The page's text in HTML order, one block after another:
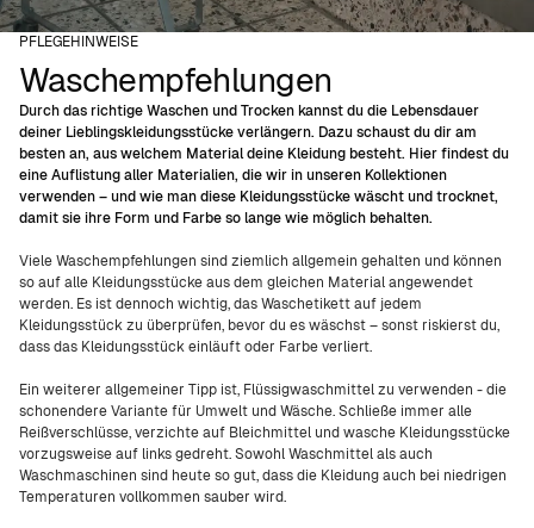
PFLEGEHINWEISE
Waschempfehlungen
Durch das richtige Waschen und Trocken kannst du die Lebensdauer
deiner Lieblingskleidungsstücke verlängern. Dazu schaust du dir am
besten an, aus welchem ​​Material deine Kleidung besteht. Hier findest du
eine Auflistung aller Materialien, die wir in unseren Kollektionen
verwenden – und wie man diese Kleidungsstücke wäscht und trocknet,
damit sie ihre Form und Farbe so lange wie möglich behalten.
Viele Waschempfehlungen sind ziemlich allgemein gehalten und können
so auf alle Kleidungsstücke aus dem gleichen Material angewendet
werden. Es ist dennoch wichtig, das Waschetikett auf jedem
Kleidungsstück zu überprüfen, bevor du es wäschst – sonst riskierst du,
dass das Kleidungsstück einläuft oder Farbe verliert.
Ein weiterer allgemeiner Tipp ist, Flüssigwaschmittel zu verwenden - die
schonendere Variante für Umwelt und Wäsche. Schließe immer alle
Reißverschlüsse, verzichte auf Bleichmittel und wasche Kleidungsstücke
vorzugsweise auf links gedreht. Sowohl Waschmittel als auch
Waschmaschinen sind heute so gut, dass die Kleidung auch bei niedrigen
Temperaturen vollkommen sauber wird.